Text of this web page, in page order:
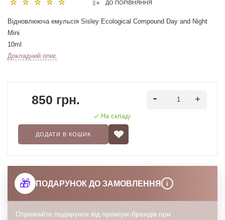
ДО ПОРІВНЯННЯ
Відновлююча емульсія Sisley Ecological Compound Day and Night
Mini
10ml
Докладний опис
850 грн.
На складі
ДОДАТИ В КОШИК
🎁 ПОДАРУНОК ДО ЗАМОВЛЕННЯ i
Отримайте подарунок від преміум-брендів при